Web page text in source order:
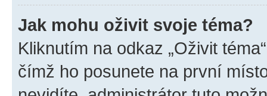
Jak mohu oživit svoje téma?
Kliknutím na odkaz „Oživit
čímž ho posunete na první